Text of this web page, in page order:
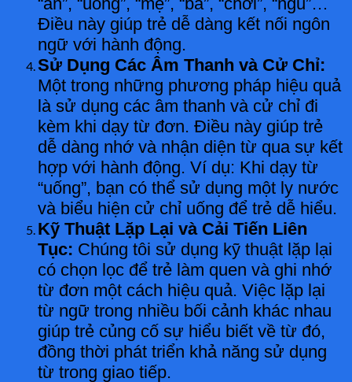
Điều này giúp trẻ dễ dàng kết nối ngôn
ngữ với hành động.
Sử Dụng Các Âm Thanh và Cử Chỉ:
Một trong những phương pháp hiệu quả
là sử dụng các âm thanh và cử chỉ đi
kèm khi dạy từ đơn. Điều này giúp trẻ
dễ dàng nhớ và nhận diện từ qua sự kết
hợp với hành động. Ví dụ: Khi dạy từ
“uống”, bạn có thể sử dụng một ly nước
và biểu hiện cử chỉ uống để trẻ dễ hiểu.
Kỹ Thuật Lặp Lại và Cải Tiến Liên
Tục: Chúng tôi sử dụng kỹ thuật lặp lại
có chọn lọc để trẻ làm quen và ghi nhớ
từ đơn một cách hiệu quả. Việc lặp lại
từ ngữ trong nhiều bối cảnh khác nhau
giúp trẻ củng cố sự hiểu biết về từ đó,
đồng thời phát triển khả năng sử dụng
từ trong giao tiếp.